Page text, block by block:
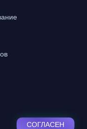
СОГЛАСЕН